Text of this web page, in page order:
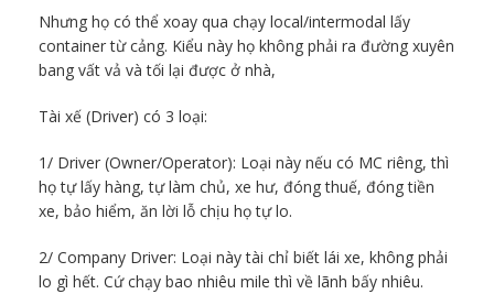
Nhưng họ có thể xoay qua chạy local/intermodal lấy
container từ cảng. Kiểu này họ không phải ra đường xuyên
bang vất vả và tối lại được ở nhà,
Tài xế (Driver) có 3 loại:
1/ Driver (Owner/Operator): Loại này nếu có MC riêng, thì
họ tự lấy hàng, tự làm chủ, xe hư, đóng thuế, đóng tiền
xe, bảo hiểm, ăn lời lỗ chịu họ tự lo.
2/ Company Driver: Loại này tài chỉ biết lái xe, không phải
lo gì hết. Cứ chạy bao nhiêu mile thì về lãnh bấy nhiêu.